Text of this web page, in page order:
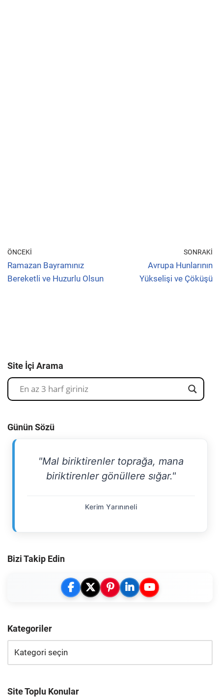
ÖNCEKI
Ramazan Bayramınız
Bereketli ve Huzurlu Olsun
SONRAKI
Avrupa Hunlarının
Yükselişi ve Çöküşü
Site İçi Arama
Günün Sözü
"Mal biriktirenler toprağa, mana
biriktirenler gönüllere sığar."
Kerim Yarınıneli
Bizi Takip Edin
Kategoriler
Site Toplu Konular